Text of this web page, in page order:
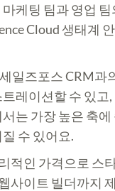
케팅 팀과 영업
Cloud 생태계
일즈포스 CRM과
레이션할 수 있
는 가장 높은 축
수 있어요.
적인 가격으로 스
사이트 빌더까지